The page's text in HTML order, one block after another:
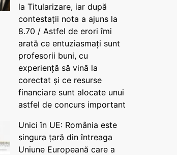
la Titularizare, iar după
contestații nota a ajuns la
8.70 / Astfel de erori îmi
arată ce entuziasmați sunt
profesorii buni, cu
experiență să vină la
corectat și ce resurse
financiare sunt alocate unui
astfel de concurs important
Unici în UE: România este
singura țară din întreaga
Uniune Europeană care a